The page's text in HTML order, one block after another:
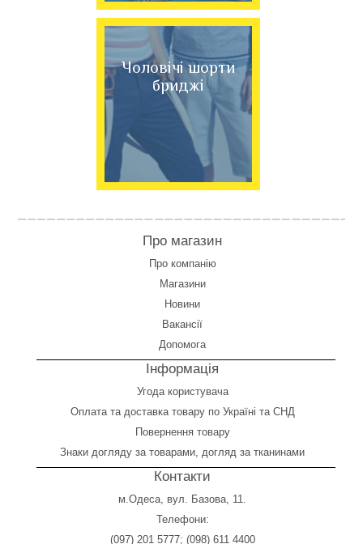
Чоловічі шорти
бриджі
Про магазин
Про компанію
Магазини
Новини
Вакансії
Допомога
Інформація
Угода користувача
Оплата та доставка товару по Україні та СНД
Повернення товару
Знаки догляду за товарами, догляд за тканинами
Контакти
м.Одеса, вул. Базова, 11.
Телефони:
(097) 201 5777; (098) 611 4400